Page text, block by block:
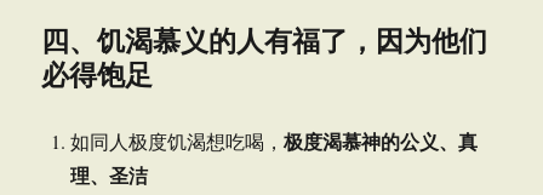
四、饥渴慕义的人有福了，因为他们
必得饱足
如同人极度饥渴想吃喝，极度渴慕神的公义、真
理、圣洁